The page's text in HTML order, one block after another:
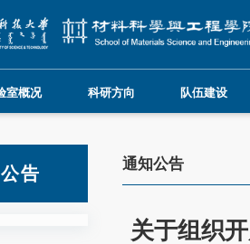
室概况 科研方向 队伍建设
告 通知公告
关于组织